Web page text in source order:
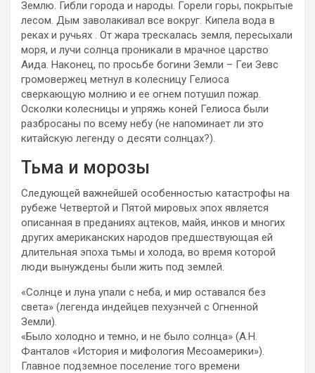
Землю. Гибли города и народы. Горели горы, покрытые
лесом. Дым заволакивал все вокруг. Кипела вода в
реках и ручьях . От жара трескалась земля, пересыхали
моря, и лучи солнца проникали в мрачное царство
Аида. Наконец, по просьбе богини Земли – Геи Зевс
громовержец метнул в колесницу Гелиоса
сверкающую молнию и ее огнем потушил пожар.
Осколки колесницы и упряжь коней Гелиоса были
разбросаны по всему небу (не напоминает ли это
китайскую легенду о десяти солнцах?).
Тьма и морозы
Следующей важнейшей особенностью катастрофы на
рубеже Четвертой и Пятой мировых эпох является
описанная в преданиях ацтеков, майя, инков и многих
других американских народов предшествующая ей
длительная эпоха тьмы и холода, во время которой
люди вынуждены были жить под землей.
«Солнце и луна упали с неба, и мир оставался без
света» (легенда индейцев пехуэнчей с Огненной
Земли).
«Было холодно и темно, и не было солнца» (А.Н.
Фанталов «История и мифология Месоамерики»).
Главное подземное поселение того времени